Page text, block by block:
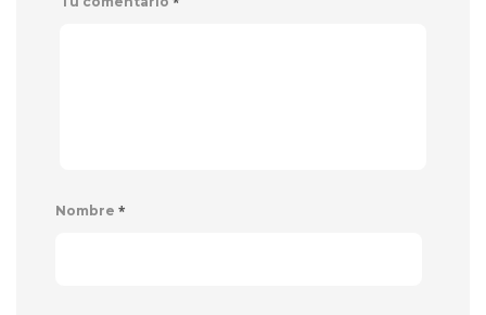
Nombre *